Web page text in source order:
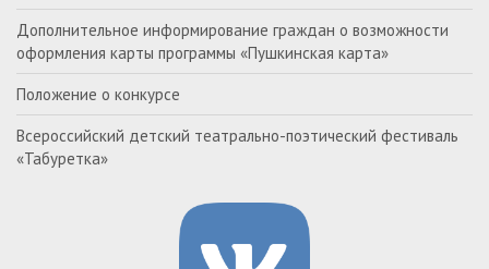
Дополнительное информирование граждан о возможности
оформления карты программы «Пушкинская карта»
Положение о конкурсе
Всероссийский детский театрально-поэтический фестиваль
«Табуретка»